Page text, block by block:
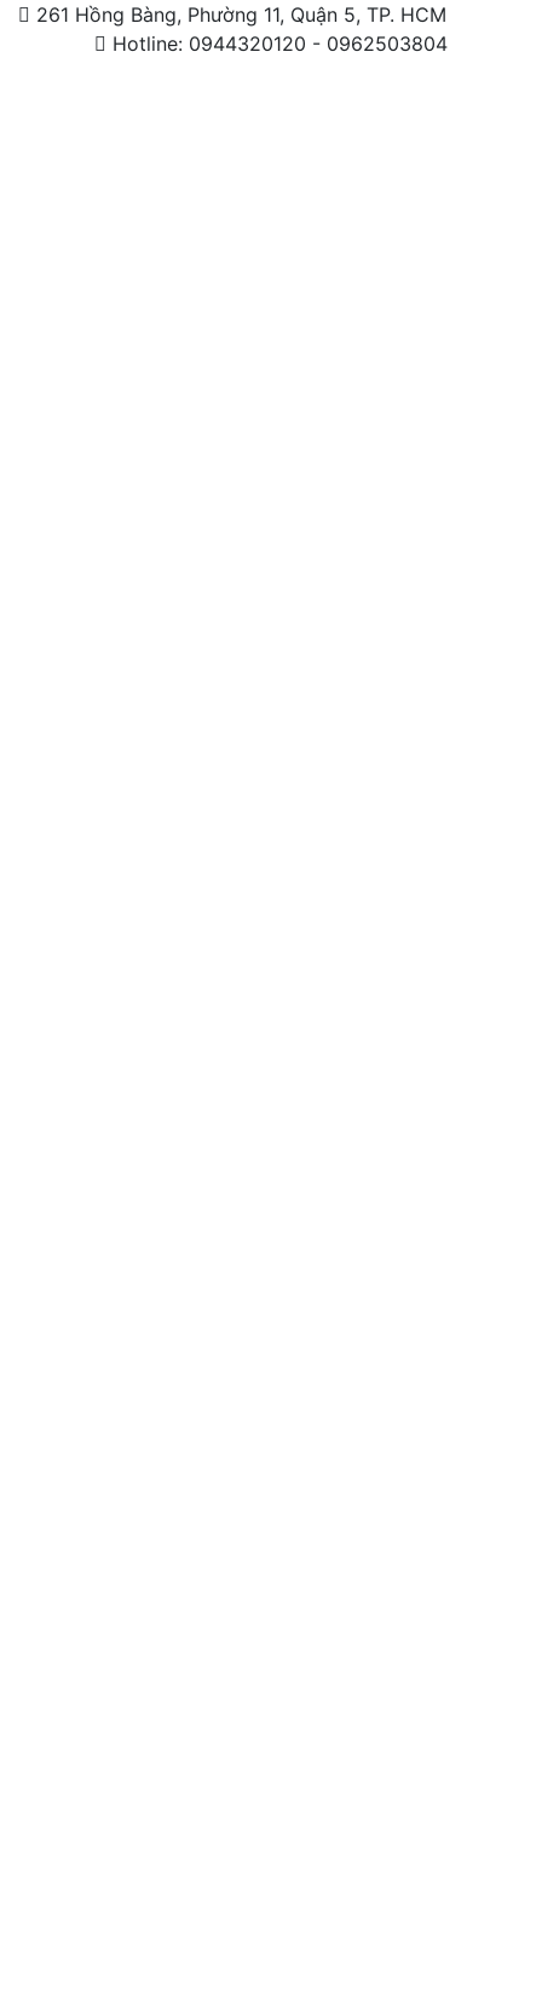
261 Hồng Bàng, Phường 11, Quận 5, TP. HCM
Hotline: 0944320120 - 0962503804